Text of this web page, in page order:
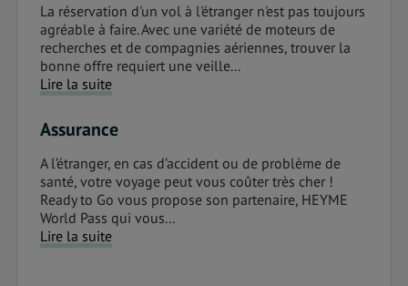
La réservation d'un vol à l'étranger n'est pas toujours
agréable à faire. Avec une variété de moteurs de
recherches et de compagnies aériennes, trouver la
bonne offre requiert une veille...
Lire la suite
Assurance
A l’étranger, en cas d’accident ou de problème de
santé, votre voyage peut vous coûter très cher !
Ready to Go vous propose son partenaire, HEYME
World Pass qui vous...
Lire la suite